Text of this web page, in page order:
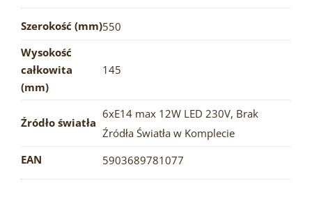
Szerokość (mm)550
Wysokość
całkowita
(mm)
145
Źródło światła
6xE14 max 12W LED 230V, Brak
Źródła Światła w Komplecie
EAN
5903689781077